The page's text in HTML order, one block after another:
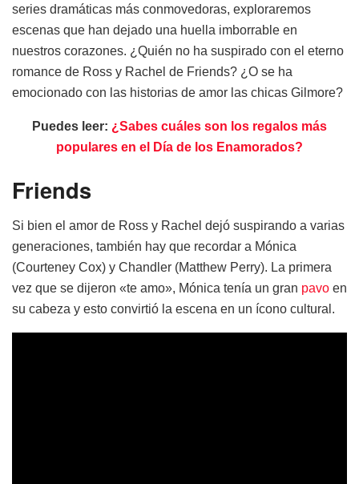
series dramáticas más conmovedoras, exploraremos
escenas que han dejado una huella imborrable en
nuestros corazones. ¿Quién no ha suspirado con el eterno
romance de Ross y Rachel de Friends? ¿O se ha
emocionado con las historias de amor las chicas Gilmore?
Puedes leer: ¿Sabes cuáles son los regalos más
populares en el Día de los Enamorados?
Friends
Si bien el amor de Ross y Rachel dejó suspirando a varias
generaciones, también hay que recordar a Mónica
(Courteney Cox) y Chandler (Matthew Perry). La primera
vez que se dijeron «te amo», Mónica tenía un gran pavo en
su cabeza y esto convirtió la escena en un ícono cultural.